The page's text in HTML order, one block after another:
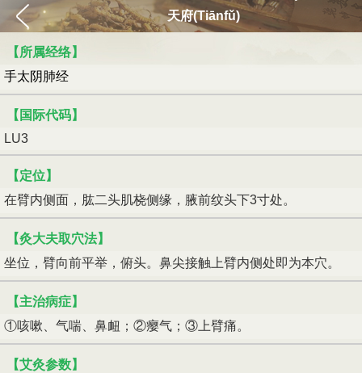
天府(Tiānfǔ)
【所属经络】
手太阴肺经
【国际代码】
LU3
【定位】
在臂内侧面，肱二头肌桡侧缘，腋前纹头下3寸处。
【灸大夫取穴法】
坐位，臂向前平举，俯头。鼻尖接触上臂内侧处即为本穴。
【主治病症】
①咳嗽、气喘、鼻衄；②瘿气；③上臂痛。
【艾灸参数】